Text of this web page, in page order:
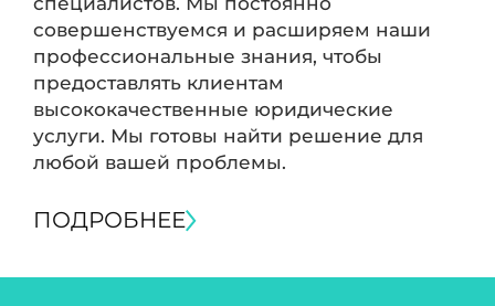
совершенствуемся и расширяем наши
профессиональные знания, чтобы
предоставлять клиентам
высококачественные юридические
услуги. Мы готовы найти решение для
любой вашей проблемы.
ПОДРОБНЕЕ